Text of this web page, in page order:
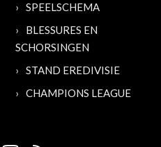
SPEELSCHEMA
BLESSURES EN
SCHORSINGEN
STAND EREDIVISIE
CHAMPIONS LEAGUE